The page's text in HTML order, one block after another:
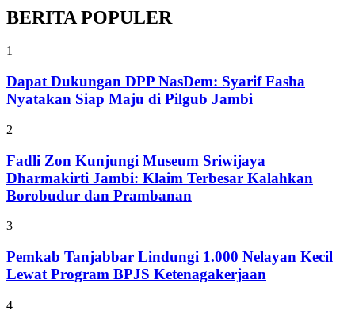
BERITA POPULER
1
Dapat Dukungan DPP NasDem: Syarif Fasha
Nyatakan Siap Maju di Pilgub Jambi
2
Fadli Zon Kunjungi Museum Sriwijaya
Dharmakirti Jambi: Klaim Terbesar Kalahkan
Borobudur dan Prambanan
3
Pemkab Tanjabbar Lindungi 1.000 Nelayan Kecil
Lewat Program BPJS Ketenagakerjaan
4